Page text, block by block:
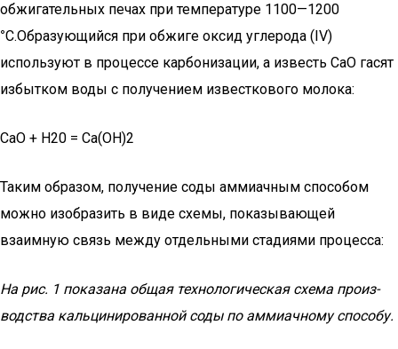
обжигательных печах при температуре 1100—1200
°С.Образующийся при обжи­ге оксид углерода (IV)
используют в процессе карбонизации, а известь СаО гасят
избытком воды с получением известкового молока:
СаО + Н20 = Са(ОН)2
Таким образом, получение соды аммиачным способом
можно изобразить в виде схемы, показывающей
взаимную связь меж­ду отдельными стадиями процесса:
На рис. 1 показана общая технологическая схема произ­
водства кальцинированной соды по аммиачному способу.